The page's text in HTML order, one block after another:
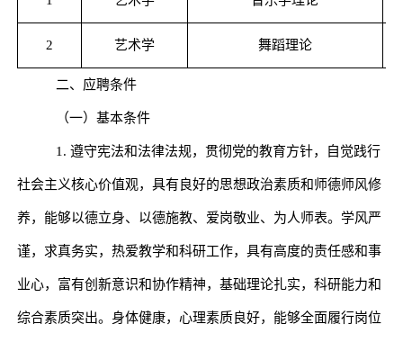
2 艺术学 舞蹈理论
二、应聘条件
（一）基本条件
1. 遵守宪法和法律法规，贯彻党的教育方针，自觉践行
社会主义核心价值观，具有良好的思想政治素质和师德师风修
养，能够以德立身、以德施教、爱岗敬业、为人师表。学风严
谨，求真务实，热爱教学和科研工作，具有高度的责任感和事
业心，富有创新意识和协作精神，基础理论扎实，科研能力和
综合素质突出。身体健康，心理素质良好，能够全面履行岗位